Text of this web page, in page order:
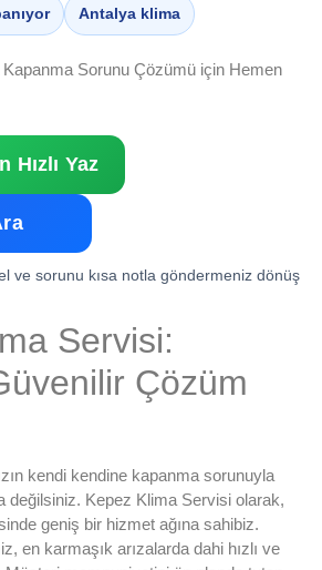
Antalya klima
Hızlı Yaz
ve sorunu kısa notla göndermeniz dönüş
Servisi:
Çözüm
kendi kendine kapanma sorunuyla
değilsiniz. Kepez Klima Servisi olarak,
geniş bir hizmet ağına sahibiz.
en karmaşık arızalarda dahi hızlı ve